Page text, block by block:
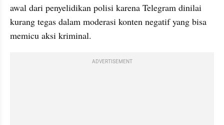
awal dari penyelidikan polisi karena Telegram dinilai
kurang tegas dalam moderasi konten negatif yang bisa
memicu aksi kriminal.
ADVERTISEMENT